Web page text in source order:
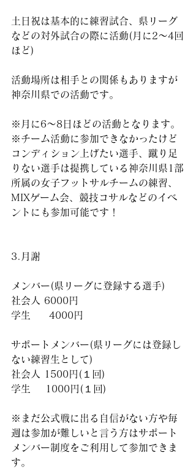
土日祝は基本的に練習試合、県リーグ
などの対外試合の際に活動(月に2〜4回
ほど)
活動場所は相手との関係もありますが
神奈川県での活動です。
※月に6〜8日ほどの活動となります。
※チーム活動に参加できなかったけど
コンディション上げたい選手、蹴り足
りない選手は提携している神奈川県1部
所属の女子フットサルチームの練習、
MIXゲーム会、競技コサルなどのイベ
ントにも参加可能です！
3.月謝
メンバー(県リーグに登録する選手)
社会人 6000円
学生     4000円
サポートメンバー(県リーグには登録し
ない練習生として)
社会人 1500円(１回)
学生    1000円(１回)
※まだ公式戦に出る自信がない方や毎
週は参加が難しいと言う方はサポート
メンバー制度をご利用して参加できま
す。